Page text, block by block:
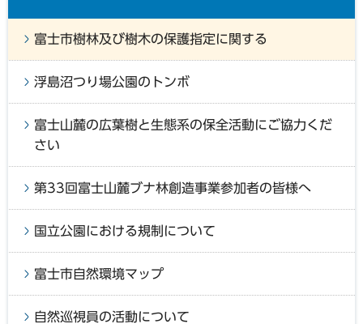
富士市樹林及び樹木の保護指定に関する
浮島沼つり場公園のトンボ
富士山麓の広葉樹と生態系の保全活動にご協力くだ
さい
第33回富士山麓ブナ林創造事業参加者の皆様へ
国立公園における規制について
富士市自然環境マップ
自然巡視員の活動について